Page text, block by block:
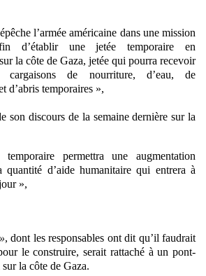
l’armée américaine dans une mission
d’établir une jetée temporaire en
la côte de Gaza, jetée qui pourra recevoir
cargaisons de nourriture, d’eau, de
d’abris temporaires »,
son discours de la semaine dernière sur la
permettra une augmentation
quantité d’aide humanitaire qui entrera à
»,
, dont les responsables ont dit qu’il faudrait
le construire, serait rattaché à un pont-
la côte de Gaza.